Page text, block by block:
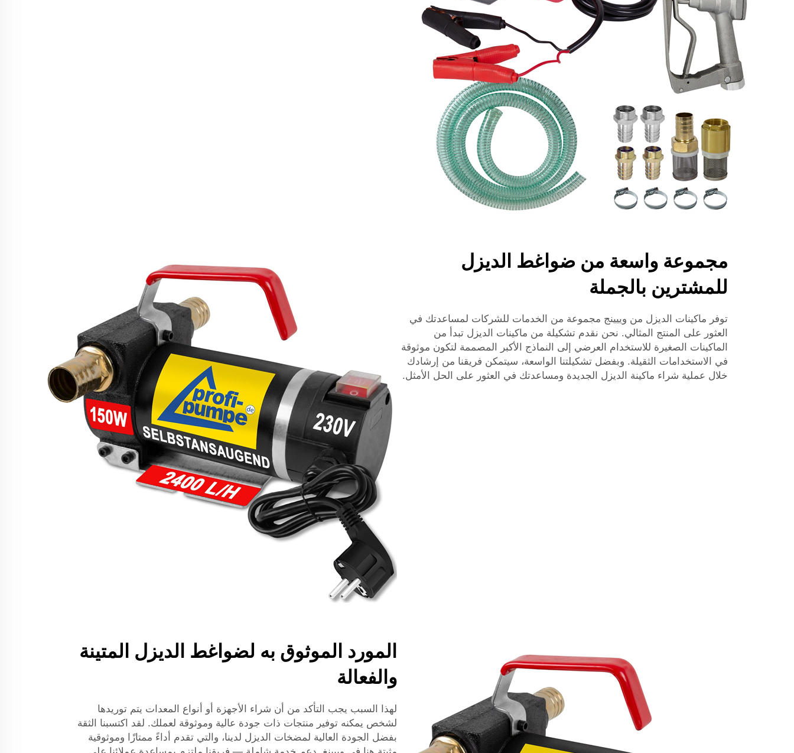
مجموعة واسعة من ضواغط الديزل
للمشترين بالجملة
توفر ماكينات الديزل من وييينج مجموعة من الخدمات للشركات لمساعدتك في
العثور على المنتج المثالي. نحن نقدم تشكيلة من ماكينات الديزل تبدأ من
الماكينات الصغيرة للاستخدام العرضي إلى النماذج الأكبر المصممة لتكون موثوقة
في الاستخدامات الثقيلة. وبفضل تشكيلتنا الواسعة، سيتمكن فريقنا من إرشادك
خلال عملية شراء ماكينة الديزل الجديدة ومساعدتك في العثور على الحل الأمثل.
المورد الموثوق به لضواغط الديزل المتينة
والفعالة
لهذا السبب يجب التأكد من أن شراء الأجهزة أو أنواع المعدات يتم توريدها
لشخص يمكنه توفير منتجات ذات جودة عالية وموثوقة لعملك. لقد اكتسبنا الثقة
بفضل الجودة العالية لمضخات الديزل لدينا، والتي تقدم أداءً ممتازًا وموثوقية